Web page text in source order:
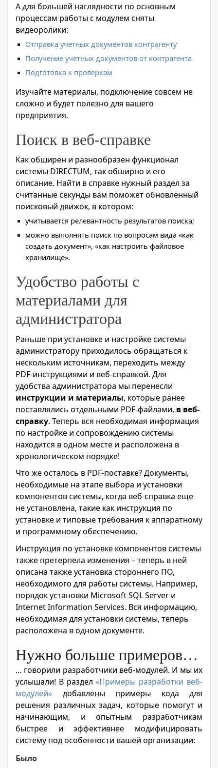
А для большей наглядности по основным
процессам работы с модулем сняты
видеоролики:
Отправка учетных документов контрагенту
Получение учетных документов от контрагента
Подготовка к проверкам
Изучайте материалы, подключение совсем не
сложно и будет полезно для вашего
предприятия.
Поиск в веб-справке
Как обширен и разнообразен функционал
системы DIRECTUM, так обширно и его
описание. Найти в справке нужный раздел за
считанные секунды вам поможет обновленный
поисковый движок, в котором:
учитывается релевантность результатов поиска;
можно выполнять поиск по вопросам вида «как
создать документ», «как настроить файловое
хранилище».
Удобство работы с
материалами для
администратора
Раньше при установке и настройке системы
администратору приходилось обращаться к
нескольким источникам, переходить между
PDF-инструкциями и веб-справкой. Для
удобства администратора мы перенесли
инструкции и материалы, которые ранее
поставлялись отдельными PDF-файлами, в веб-
справку. Теперь вся необходимая информация
по настройке и сопровождению системы
находится в одном месте и расположена в
хронологическом порядке!
Что же осталось в PDF-поставке? Документы,
необходимые на этапе выбора и установки
компонентов системы, когда веб-справка еще
не установлена, такие как инструкция по
установке и типовые требования к аппаратному
и программному обеспечению.
Инструкция по установке компонентов системы
также претерпела изменения – теперь в ней
описана также установка стороннего ПО,
необходимого для работы системы. Например,
порядок установки Microsoft SQL Server и
Internet Information Services. Вся информацию,
необходимая для установки системы, теперь
расположена в одном документе.
Нужно больше примеров…
… говорили разработчики веб-модулей. И мы их
услышали! В раздел«Примеры разработки веб-
модулей» добавлены примеры кода для
решения различных задач, которые помогут и
начинающим, и опытным разработчикам
быстрее и эффективнее модифицировать
систему под особенности вашей организации:
Было